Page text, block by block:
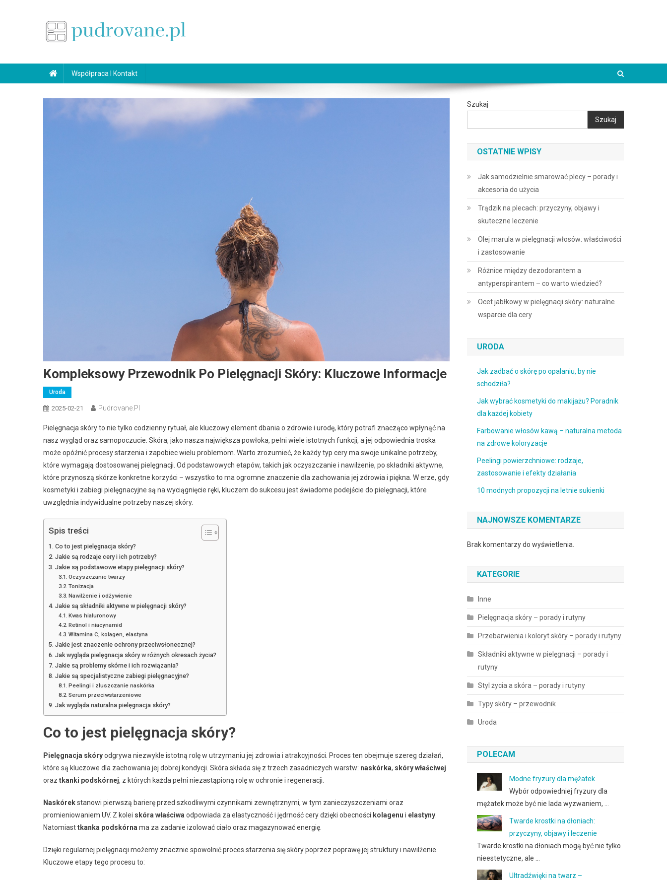
Współpraca I Kontakt
Kompleksowy Przewodnik Po Pielęgnacji Skóry: Kluczowe Informacje
Uroda
2025-02-21 Pudrovane.pl
Pielęgnacja skóry to nie tylko codzienny rytuał, ale kluczowy element dbania o zdrowie i urodę, który potrafi znacząco wpłynąć na
nasz wygląd oraz samopoczucie. Skóra, jako nasza największa powłoka, pełni wiele istotnych funkcji, a jej odpowiednia troska
może opóźnić procesy starzenia i zapobiec wielu problemom. Warto zrozumieć, że każdy typ cery ma swoje unikalne potrzeby,
które wymagają dostosowanej pielęgnacji. Od podstawowych etapów, takich jak oczyszczanie i nawilżenie, po składniki aktywne,
które przynoszą skórze konkretne korzyści – wszystko to ma ogromne znaczenie dla zachowania jej zdrowia i piękna. W erze, gdy
kosmetyki i zabiegi pielęgnacyjne są na wyciągnięcie ręki, kluczem do sukcesu jest świadome podejście do pielęgnacji, które
uwzględnia indywidualne potrzeby naszej skóry.
Spis treści
Co to jest pielęgnacja skóry?
Jakie są rodzaje cery i ich potrzeby?
Jakie są podstawowe etapy pielęgnacji skóry?
Oczyszczanie twarzy
Tonizacja
Nawilżenie i odżywienie
Jakie są składniki aktywne w pielęgnacji skóry?
Kwas hialuronowy
Retinol i niacynamid
Witamina C, kolagen, elastyna
Jakie jest znaczenie ochrony przeciwsłonecznej?
Jak wygląda pielęgnacja skóry w różnych okresach życia?
Jakie są problemy skórne i ich rozwiązania?
Jakie są specjalistyczne zabiegi pielęgnacyjne?
Peelingi i złuszczanie naskórka
Serum przeciwstarzeniowe
Jak wygląda naturalna pielęgnacja skóry?
Co to jest pielęgnacja skóry?
Pielęgnacja skóryodgrywa niezwykle istotną rolę w utrzymaniu jej zdrowia i atrakcyjności. Proces ten obejmuje szereg działań,
które są kluczowe dla zachowania jej dobrej kondycji. Skóra składa się z trzech zasadniczych warstw: naskórka, skóry właściwej
oraz tkanki podskórnej, z których każda pełni niezastąpioną rolę w ochronie i regeneracji.
Naskórekstanowi pierwszą barierę przed szkodliwymi czynnikami zewnętrznymi, w tym zanieczyszczeniami oraz
promieniowaniem UV. Z kolei skóra właściwaodpowiada za elastyczność i jędrność cery dzięki obecności kolagenu i elastyny.
Natomiasttkanka podskórnama za zadanie izolować ciało oraz magazynować energię.
Dzięki regularnej pielęgnacji możemy znacznie spowolnić proces starzenia się skóry poprzez poprawę jej struktury i nawilżenie.
Kluczowe etapy tego procesu to:
Szukaj
Szukaj
OSTATNIE WPISY
Jak samodzielnie smarować plecy – porady i
akcesoria do użycia
Trądzik na plecach: przyczyny, objawy i
skuteczne leczenie
Olej marula w pielęgnacji włosów: właściwości
i zastosowanie
Różnice między dezodorantem a
antyperspirantem – co warto wiedzieć?
Ocet jabłkowy w pielęgnacji skóry: naturalne
wsparcie dla cery
URODA
Jak zadbać o skórę po opalaniu, by nie
schodziła?
Jak wybrać kosmetyki do makijażu? Poradnik
dla każdej kobiety
Farbowanie włosów kawą – naturalna metoda
na zdrowe koloryzacje
Peelingi powierzchniowe: rodzaje,
zastosowanie i efekty działania
10 modnych propozycji na letnie sukienki
NAJNOWSZE KOMENTARZE
Brak komentarzy do wyświetlenia.
KATEGORIE
Inne
Pielęgnacja skóry – porady i rutyny
Przebarwienia i koloryt skóry – porady i rutyny
Składniki aktywne w pielęgnacji – porady i
rutyny
Styl życia a skóra – porady i rutyny
Typy skóry – przewodnik
Uroda
POLECAM
Modne fryzury dla mężatek
Wybór odpowiedniej fryzury dla
mężatek może być nie lada wyzwaniem, …
Twarde krostki na dłoniach:
przyczyny, objawy i leczenie
Twarde krostki na dłoniach mogą być nie tylko
nieestetyczne, ale …
Ultradźwięki na twarz –